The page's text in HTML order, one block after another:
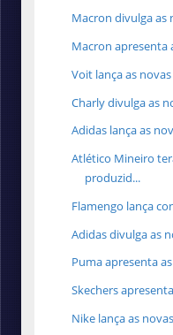
Macron divulga as
Macron apresenta
Voit lança as
Charly divulga as
Adidas lança as
Atlético Mineiro
produzid...
Flamengo lança
Adidas divulga as
Puma apresenta
Skechers
Nike lança as